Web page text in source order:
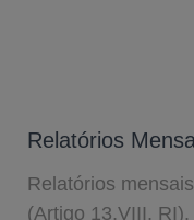
Relatórios
Relatórios
(Artigo 13,VIII, RI).